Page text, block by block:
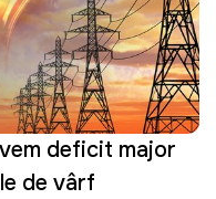
deficit major
de vârf